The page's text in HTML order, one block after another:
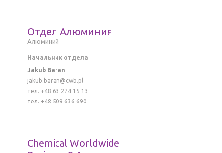
Отдел Алюминия
Алюминий
Начальник отдела
Jakub Baran
jakub.baran@cwb.pl
тел. +48 63 274 15 13
тел. +48 509 636 690
Chemical Worldwide